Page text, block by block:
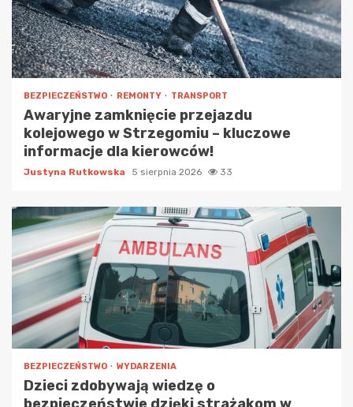
BEZPIECZEŃSTWO REMONTY TRANSPORT
Awaryjne zamknięcie przejazdu
kolejowego w Strzegomiu – kluczowe
informacje dla kierowców!
Justyna Rutkowska 5 sierpnia 2026 33
BEZPIECZEŃSTWO WYDARZENIA
Dzieci zdobywają wiedzę o